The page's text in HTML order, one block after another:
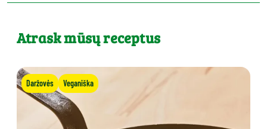
Atrask mūsų receptus
Daržovės Veganiška